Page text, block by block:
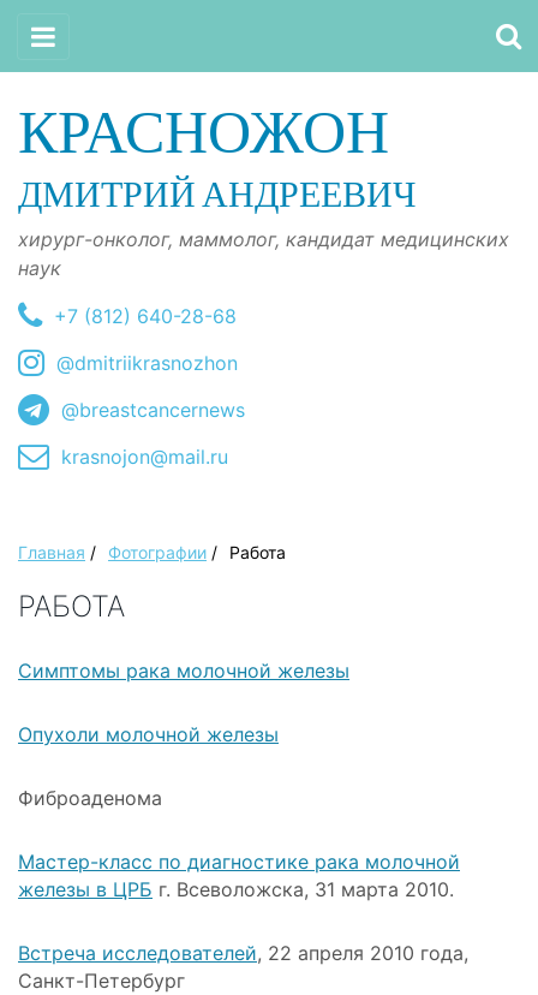
КРАСНОЖОН
ДМИТРИЙ АНДРЕЕВИЧ
хирург-онколог, маммолог, кандидат медицинских
наук
+7 (812) 640-28-68
@dmitriikrasnozhon
@breastcancernews
krasnojon@mail.ru
Главная / Фотографии / Работа
РАБОТА
Симптомы рака молочной железы
Опухоли молочной железы
Фиброаденома
Мастер-класс по диагностике рака молочной
железы в ЦРБ г. Всеволожска, 31 марта 2010.
Встреча исследователей, 22 апреля 2010 года,
Санкт-Петербург